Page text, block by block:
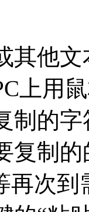
其他
上用
制的
复制
再次